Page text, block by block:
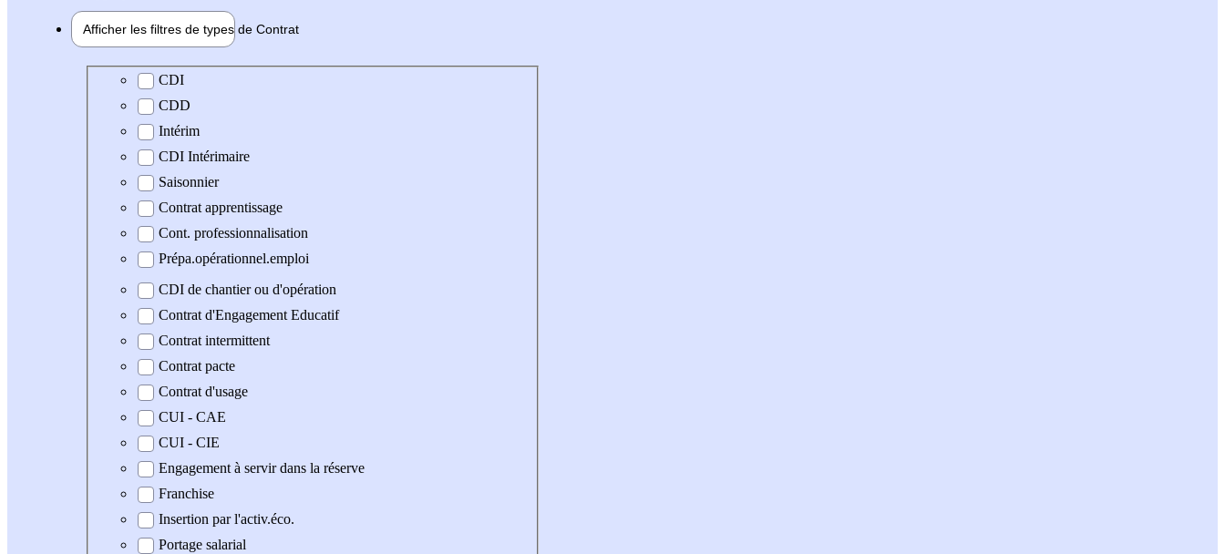
Afficher les filtres de types de Contrat
Type de contrat
CDI
CDD
Intérim
CDI Intérimaire
Saisonnier
Contrat apprentissage
Cont. professionnalisation
Prépa.opérationnel.emploi
CDI de chantier ou d'opération
Contrat d'Engagement Educatif
Contrat intermittent
Contrat pacte
Contrat d'usage
CUI - CAE
CUI - CIE
Engagement à servir dans la réserve
Franchise
Insertion par l'activ.éco.
Portage salarial